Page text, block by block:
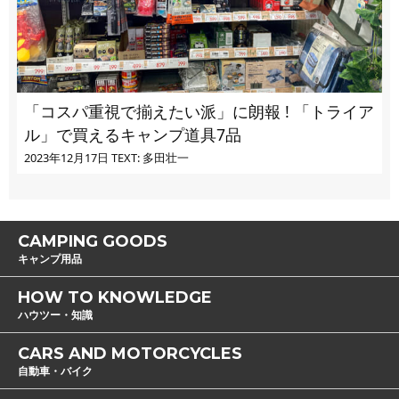
「コスパ重視で揃えたい派」に朗報 ! 「トライア
ル」で買えるキャンプ道具7品
2023年12月17日 TEXT: 多田壮一
CAMPING GOODS
キャンプ用品
HOW TO KNOWLEDGE
ハウツー・知識
CARS AND MOTORCYCLES
自動車・バイク